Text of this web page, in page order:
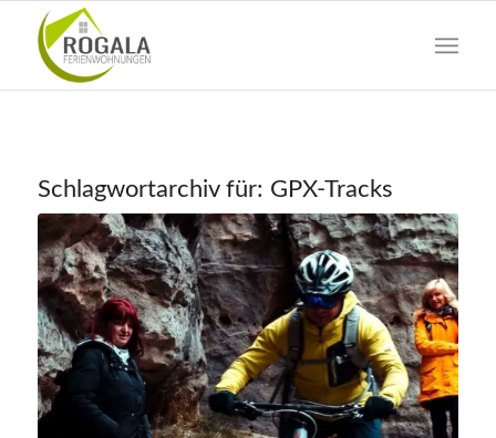
Schlagwortarchiv für: GPX-Tracks